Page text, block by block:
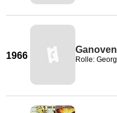
1966 Rolle: